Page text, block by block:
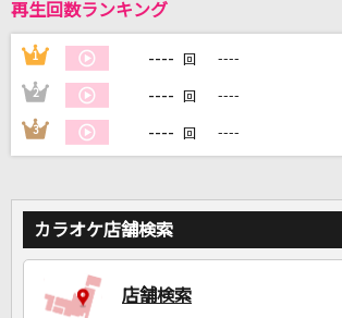
再生回数ランキング
1 ---- 回 ----
2 ---- 回 ----
3 ---- 回 ----
カラオケ店舗検索
店舗検索